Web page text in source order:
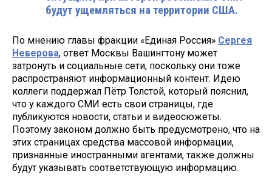
будут ущемляться на территории США.
По мнению главы фракции «Единая Россия» Сергея
Неверова, ответ Москвы Вашингтону может
затронуть и социальные сети, поскольку они тоже
распространяют информационный контент. Идею
коллеги поддержал Пётр Толстой, который пояснил,
что у каждого СМИ есть свои страницы, где
публикуются новости, статьи и видеосюжеты.
Поэтому законом должно быть предусмотрено, что на
этих страницах средства массовой информации,
признанные иностранными агентами, также должны
будут указывать соответствующую информацию.